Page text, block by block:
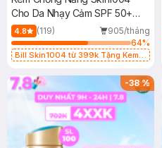
Cho Da Nhạy Cảm SPF 50+
50ml
4.8 (119)
905/tháng
64%
Bill Skin1004 từ 399k Tặng Kem
SPF 50+ 20ml (SL Có Hạn)
-38%